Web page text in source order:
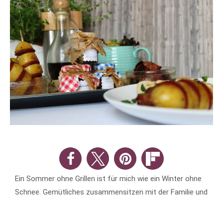
Ein Sommer ohne Grillen ist für mich wie ein Winter ohne
Schnee. Gemütliches zusammensitzen mit der Familie und